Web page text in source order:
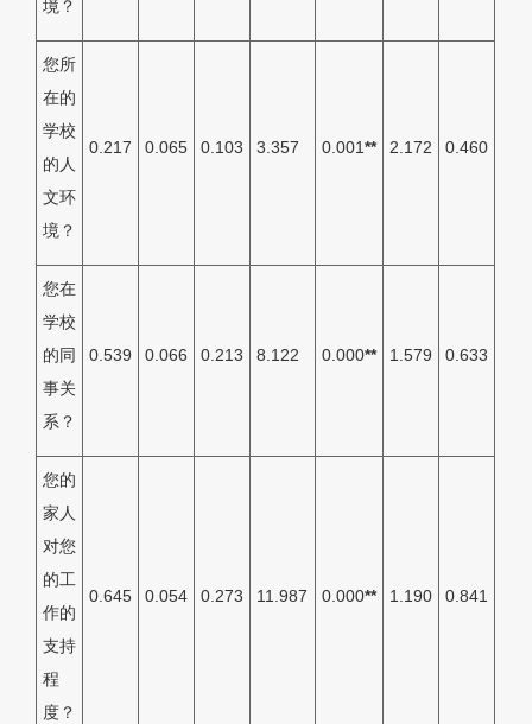
境？
您所
在的
学校
的人
文环
境？
0.217 0.065 0.103 3.357 0.001** 2.172 0.460
您在
学校
的同
事关
系？
0.539 0.066 0.213 8.122 0.000** 1.579 0.633
您的
家人
对您
的工
作的
支持
程
度？
0.645 0.054 0.273 11.987 0.000** 1.190 0.841